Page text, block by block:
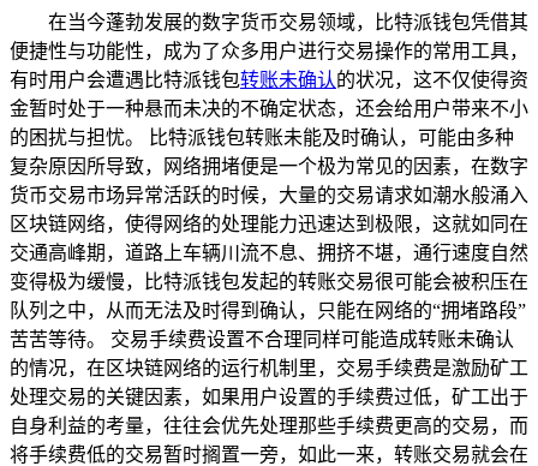
在当今蓬勃发展的数字货币交易领域，比特派钱包凭借其
便捷性与功能性，成为了众多用户进行交易操作的常用工具，
有时用户会遭遇比特派钱包转账未确认的状况，这不仅使得资
金暂时处于一种悬而未决的不确定状态，还会给用户带来不小
的困扰与担忧。 比特派钱包转账未能及时确认，可能由多种
复杂原因所导致，网络拥堵便是一个极为常见的因素，在数字
货币交易市场异常活跃的时候，大量的交易请求如潮水般涌入
区块链网络，使得网络的处理能力迅速达到极限，这就如同在
交通高峰期，道路上车辆川流不息、拥挤不堪，通行速度自然
变得极为缓慢，比特派钱包发起的转账交易很可能会被积压在
队列之中，从而无法及时得到确认，只能在网络的“拥堵路段”
苦苦等待。 交易手续费设置不合理同样可能造成转账未确认
的情况，在区块链网络的运行机制里，交易手续费是激励矿工
处理交易的关键因素，如果用户设置的手续费过低，矿工出于
自身利益的考量，往往会优先处理那些手续费更高的交易，而
将手续费低的交易暂时搁置一旁，如此一来，转账交易就会在